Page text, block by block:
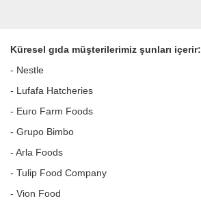
Küresel gıda müşterilerimiz şunları içerir:
- Nestle
- Lufafa Hatcheries
- Euro Farm Foods
- Grupo Bimbo
- Arla Foods
- Tulip Food Company
- Vion Food